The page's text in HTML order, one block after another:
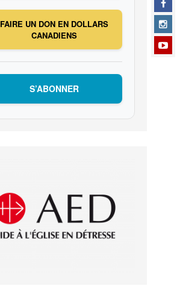
FAIRE UN DON EN DOLLARS
CANADIENS
S’ABONNER